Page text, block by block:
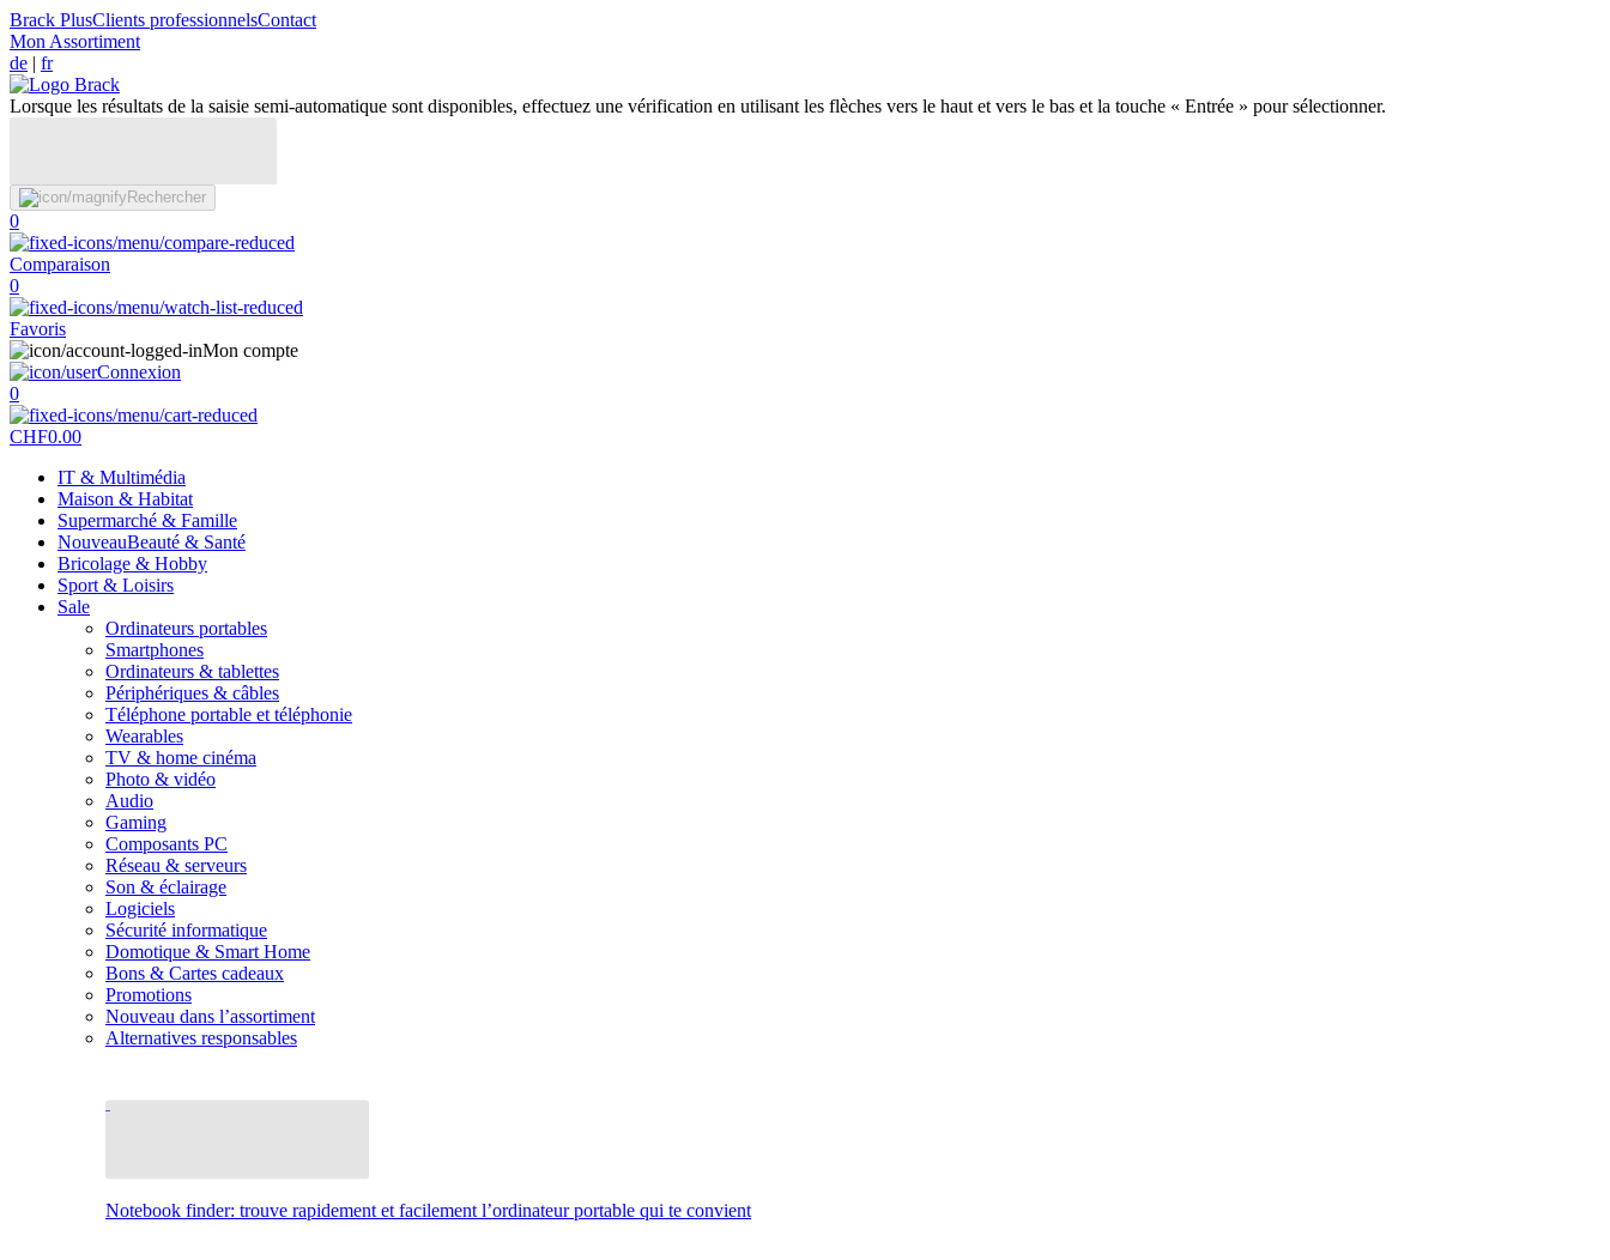
Brack PlusClients professionnelsContact
Mon Assortiment
de | fr
Lorsque les résultats de la saisie semi-automatique sont disponibles, effectuez une vérification en utilisant les flèches vers le haut et vers le bas et la touche « Entrée » pour sélectionner.
Rechercher
0
Comparaison
0
Favoris
Mon compte
Connexion
0
CHF0.00
IT & Multimédia
Maison & Habitat
Supermarché & Famille
NouveauBeauté & Santé
Bricolage & Hobby
Sport & Loisirs
Sale
Ordinateurs portables
Smartphones
Ordinateurs & tablettes
Périphériques & câbles
Téléphone portable et téléphonie
Wearables
TV & home cinéma
Photo & vidéo
Audio
Gaming
Composants PC
Réseau & serveurs
Son & éclairage
Logiciels
Sécurité informatique
Domotique & Smart Home
Bons & Cartes cadeaux
Promotions
Nouveau dans l’assortiment
Alternatives responsables
Notebook finder: trouve rapidement et facilement l’ordinateur portable qui te convient